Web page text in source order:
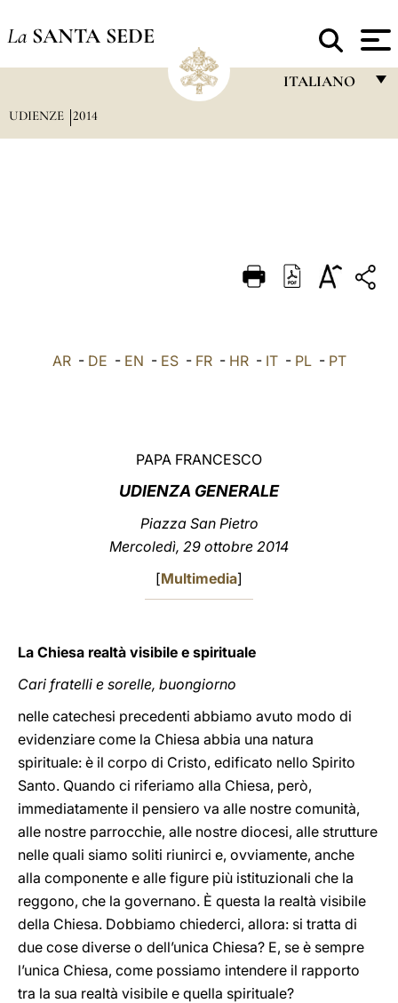
La SANTA SEDE
ITALIANO
DEUTSCH
العربيّة
UDIENZE 2014
AR- DE - EN - ES- FR- HR- IT- PL- PT
PAPA FRANCESCO
UDIENZA GENERALE
Piazza San Pietro
Mercoledì, 29 ottobre 2014
[Multimedia]
La Chiesa realtà visibile e spirituale
Cari fratelli e sorelle, buongiorno
nelle catechesi precedenti abbiamo avuto modo di
evidenziare come la Chiesa abbia una natura
spirituale: è il corpo di Cristo, edificato nello Spirito
Santo. Quando ci riferiamo alla Chiesa, però,
immediatamente il pensiero va alle nostre comunità,
alle nostre parrocchie, alle nostre diocesi, alle strutture
nelle quali siamo soliti riunirci e, ovviamente, anche
alla componente e alle figure più istituzionali che la
reggono, che la governano. È questa la realtà visibile
della Chiesa. Dobbiamo chiederci, allora: si tratta di
due cose diverse o dell’unica Chiesa? E, se è sempre
l’unica Chiesa, come possiamo intendere il rapporto
tra la sua realtà visibile e quella spirituale?